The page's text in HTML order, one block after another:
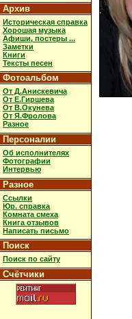
Архив
Историческая справка
Хорошая музыка
Афиши, постеры ...
Заметки
Книги
Тексты песен
Фотоальбом
От Д.Анискевича
От Е.Гиршева
От В.Окунева
От Я.Фролова
Разное
Персоналии
Об исполнителях
Фотографии
Интервью
Разное
Ссылки
Юр. справка
Комната смеха
Книга отзывов
Написать письмо
Поиск
Поиск по сайту
Счётчики